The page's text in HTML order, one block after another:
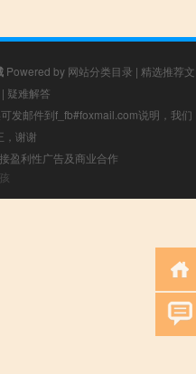
Powered by 网站分类目录 | 精选推荐文
| 疑难解答
发邮件到f_fb#foxmail.com说明，我们
，谢谢
盈利性广告及商业合作